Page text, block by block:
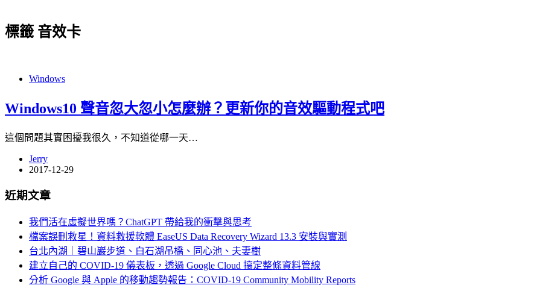
標籤 音效卡
Windows
Windows10 聲音忽大忽小怎麼辦？更新你的音效驅動程式吧
這個問題其實困擾我很久，不知道從哪一天…
Jerry
2017-12-29
近期文章
我們活在虛擬世界嗎？ChatGPT 帶給我的衝擊與思考
檔案誤刪救星！資料救援軟體 EaseUS Data Recovery Wizard 13.3 安裝與實測
台北內湖｜碧山巖步道、白石湖吊橋、同心池、夫妻樹
建立自己的 COVID-19 儀表板，透過 Google Cloud 搞定整條資料管線
分析 Google 與 Apple 的移動趨勢報告：COVID-19 Community Mobility Reports